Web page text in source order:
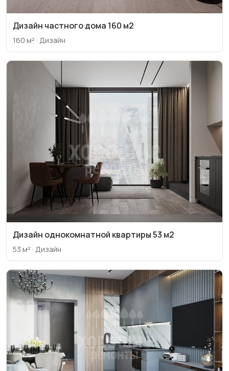
Дизайн частного дома 160 м2
160 м² · Дизайн
Дизайн однокомнатной квартиры 53 м2
53 м² · Дизайн